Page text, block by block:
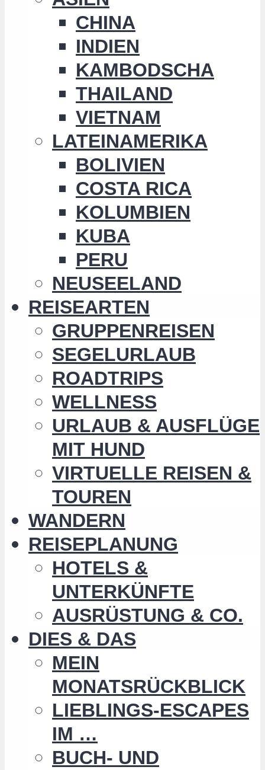
CHINA
INDIEN
KAMBODSCHA
THAILAND
VIETNAM
LATEINAMERIKA
BOLIVIEN
COSTA RICA
KOLUMBIEN
KUBA
PERU
NEUSEELAND
REISEARTEN
GRUPPENREISEN
SEGELURLAUB
ROADTRIPS
WELLNESS
URLAUB & AUSFLÜGE
MIT HUND
VIRTUELLE REISEN &
TOUREN
WANDERN
REISEPLANUNG
HOTELS &
UNTERKÜNFTE
AUSRÜSTUNG & CO.
DIES & DAS
MEIN
MONATSRÜCKBLICK
LIEBLINGS-ESCAPES
IM …
BUCH- UND